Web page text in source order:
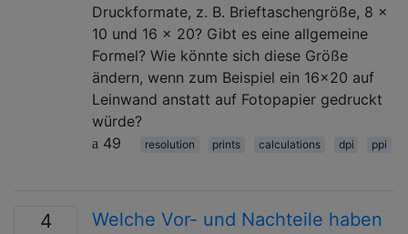
Druckformate, z. B. Brieftaschengröße, 8 x
10 und 16 x 20? Gibt es eine allgemeine
Formel? Wie könnte sich diese Größe
ändern, wenn zum Beispiel ein 16x20 auf
Leinwand anstatt auf Fotopapier gedruckt
würde?
49
resolution prints calculations dpi ppi
4
Welche Vor- und Nachteile haben